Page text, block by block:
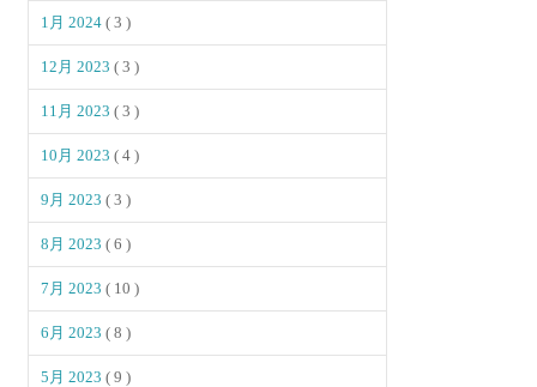
1月 2024( 3 )
12月 2023( 3 )
11月 2023( 3 )
10月 2023( 4 )
9月 2023( 3 )
8月 2023( 6 )
7月 2023( 10 )
6月 2023( 8 )
5月 2023( 9 )